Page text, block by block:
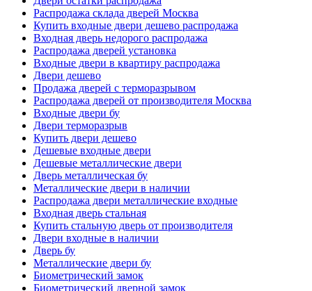
Распродажа склада дверей Москва
Купить входные двери дешево распродажа
Входная дверь недорого распродажа
Распродажа дверей установка
Входные двери в квартиру распродажа
Двери дешево
Продажа дверей с терморазрывом
Распродажа дверей от производителя Москва
Входные двери бу
Двери терморазрыв
Купить двери дешево
Дешевые входные двери
Дешевые металлические двери
Дверь металлическая бу
Металлические двери в наличии
Распродажа двери металлические входные
Входная дверь стальная
Купить стальную дверь от производителя
Двери входные в наличии
Дверь бу
Металлические двери бу
Биометрический замок
Биометрический дверной замок